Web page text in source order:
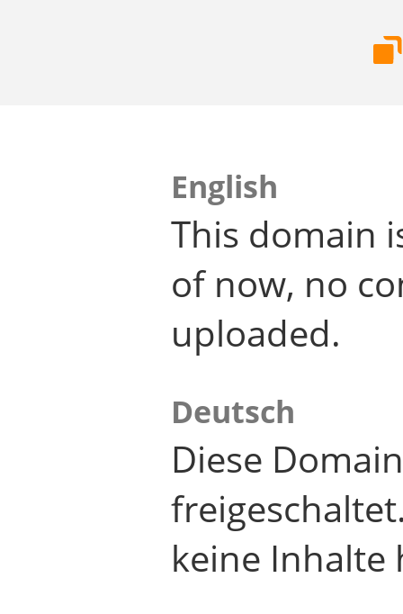
English
This domain
of now, no
uploaded.
Deutsch
Diese
keine Inhalte